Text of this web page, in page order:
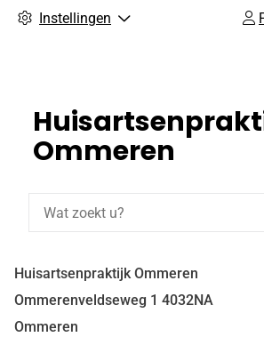
Instellingen
Ommeren
Huisartsenpraktijk Ommeren
Ommerenveldseweg 1 4032NA
Ommeren